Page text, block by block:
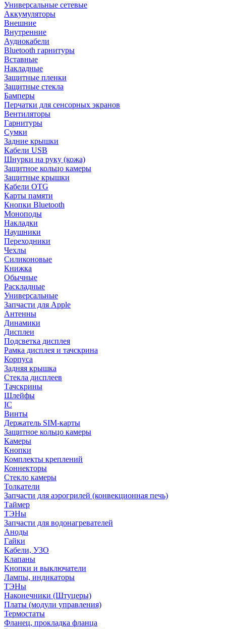
Универсальные сетевые
Аккумуляторы
Внешние
Внутренние
Аудиокабели
Bluetooth гарнитуры
Вставные
Накладные
Защитные пленки
Защитные стекла
Бамперы
Перчатки для сенсорных экранов
Вентиляторы
Гарнитуры
Сумки
Задние крышки
Кабели USB
Шнурки на руку (кожа)
Защитное кольцо камеры
Защитные крышки
Кабели OTG
Карты памяти
Кнопки Bluetooth
Моноподы
Накладки
Наушники
Переходники
Чехлы
Силиконовые
Книжка
Обычные
Раскладные
Универсальные
Запчасти для Apple
Антенны
Динамики
Дисплеи
Подсветка дисплея
Рамка дисплея и тачскрина
Корпуса
Задняя крышка
Стекла дисплеев
Тачскрины
Шлейфы
IC
Винты
Держатель SIM-карты
Защитное кольцо камеры
Камеры
Кнопки
Комплекты креплений
Коннекторы
Стекло камеры
Толкатели
Запчасти для аэрогрилей (конвекционная печь)
Таймер
ТЭНы
Запчасти для водонагревателей
Аноды
Гайки
Кабели, УЗО
Клапаны
Кнопки и выключатели
Лампы, индикаторы
ТЭНы
Наконечники (Штуцеры)
Платы (модули управления)
Термостаты
Фланец, прокладка фланца